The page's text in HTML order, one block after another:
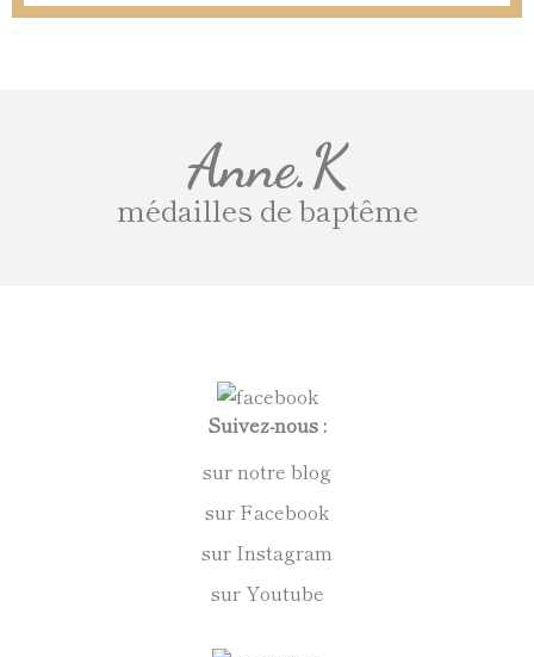
Anne.K
médailles de baptême
Suivez-nous :
sur notre blog
sur Facebook
sur Instagram
sur Youtube